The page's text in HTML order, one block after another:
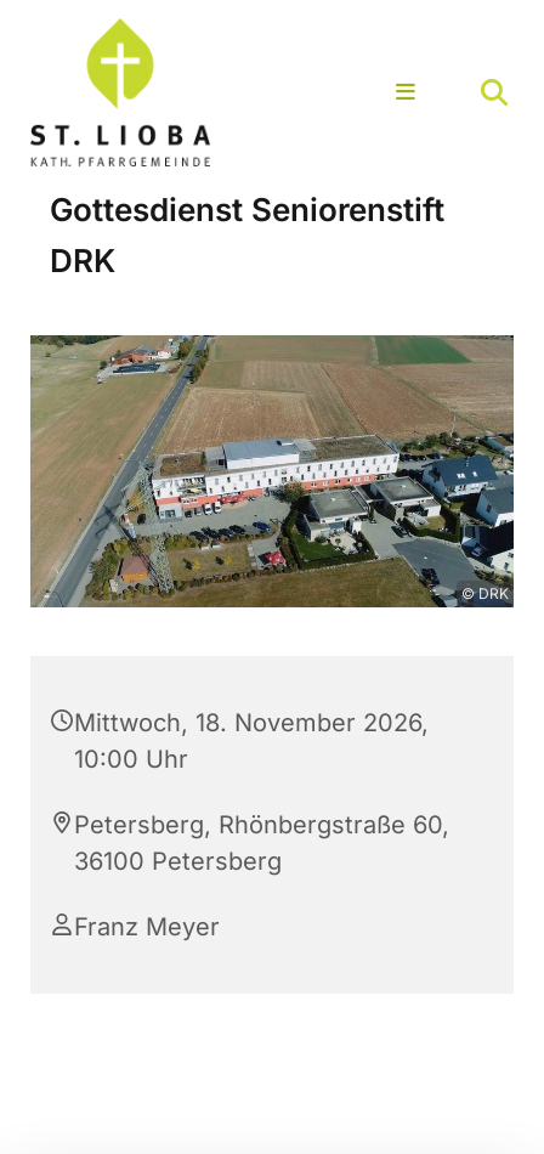
Gottesdienst Seniorenstift
DRK
© DRK
Mittwoch, 18. November 2026,
10:00 Uhr
Petersberg, Rhönbergstraße 60,
36100 Petersberg
Franz Meyer